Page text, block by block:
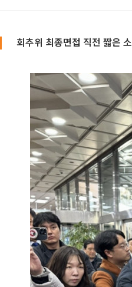
회추위 최종면접 직전 짧은